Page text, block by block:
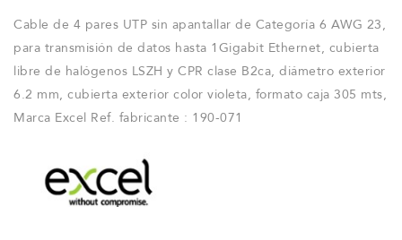
Cable de 4 pares UTP sin apantallar de Categoría 6 AWG 23,
para transmisión de datos hasta 1Gigabit Ethernet, cubierta
libre de halógenos LSZH y CPR clase B2ca, diámetro exterior
6.2 mm, cubierta exterior color violeta, formato caja 305 mts,
Marca Excel Ref. fabricante : 190-071